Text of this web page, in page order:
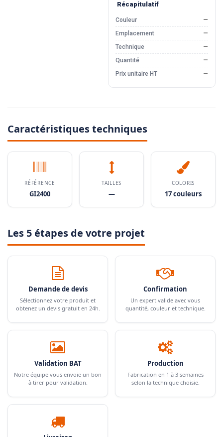
Récapitulatif
Couleur
—
Emplacement
—
Technique
—
Quantité
—
Prix unitaire HT
—
Caractéristiques techniques
RÉFÉRENCE
GI2400
TAILLES
—
COLORIS
17 couleurs
Les 5 étapes de votre projet
Demande de devis
Sélectionnez votre produit et
obtenez un devis gratuit en 24h.
Confirmation
Un expert valide avec vous
quantité, couleur et technique.
Validation BAT
Notre équipe vous envoie un bon
à tirer pour validation.
Production
Fabrication en 1 à 3 semaines
selon la technique choisie.